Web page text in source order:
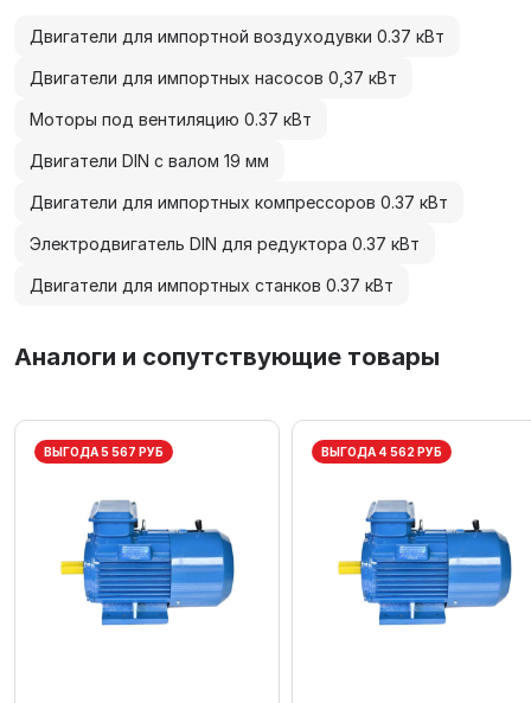
Двигатели для импортной воздуходувки 0.37 кВт
Двигатели для импортных насосов 0,37 кВт
Моторы под вентиляцию 0.37 кВт
Двигатели DIN с валом 19 мм
Двигатели для импортных компрессоров 0.37 кВт
Электродвигатель DIN для редуктора 0.37 кВт
Двигатели для импортных станков 0.37 кВт
Аналоги и сопутствующие товары
ВЫГОДА 5 567 РУБ ВЫГОДА 4 562 РУБ